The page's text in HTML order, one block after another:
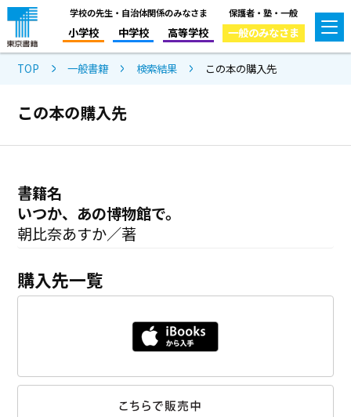
学校の先生・自治体関係のみなさま
小学校 中学校 高等学校
保護者・塾・一般
一般のみなさま
TOP 一般書籍 検索結果 この本の購入先
この本の購入先
書籍名
いつか、あの博物館で。
朝比奈あすか／著
購入先一覧